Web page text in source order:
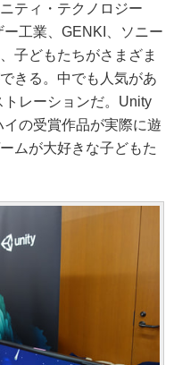
ティ・テクノロジー
工業、GENKI、ソニー
子どもたちがさまざま
きる。中でも人気があ
レーションだ。Unity
の受賞作品が実際に遊
ムが大好きな子どもた